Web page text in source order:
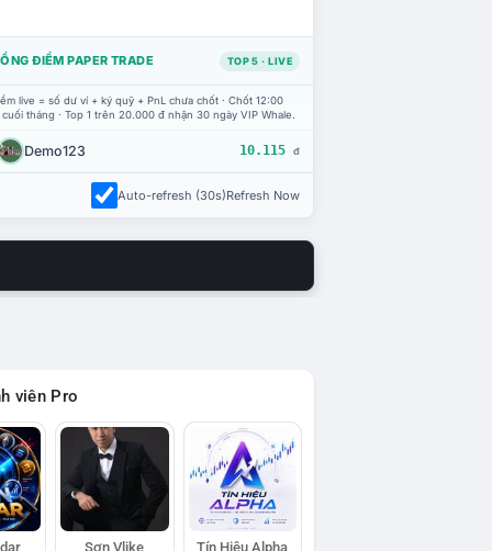
ĐIỂM PAPER TRADE TOP 5 · LIVE
live = số dư ví + ký quỹ + PnL chưa chốt · Chốt 12:00
tháng · Top 1 trên 20.000 đ nhận 30 ngày VIP Whale.
Demo123 10.115 đ
Auto-refresh (30s)Refresh Now
viên Pro
Sơn Vlike Tín Hiệu Alpha